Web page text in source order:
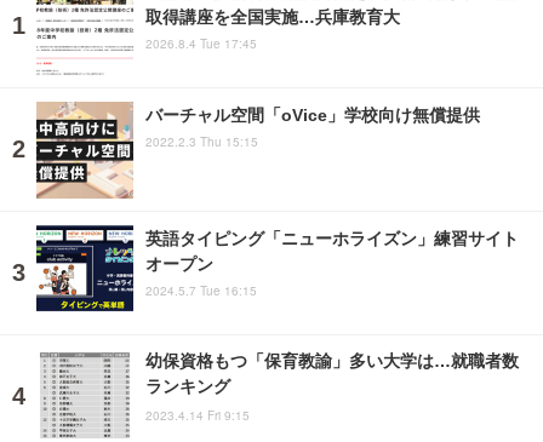
取得講座を全国実施…兵庫教育大
2026.8.4 Tue 17:45
バーチャル空間「oVice」学校向け無償提供
2022.2.3 Thu 15:15
英語タイピング「ニューホライズン」練習サイト
オープン
2024.5.7 Tue 16:15
幼保資格もつ「保育教諭」多い大学は…就職者数
ランキング
2023.4.14 Fri 9:15